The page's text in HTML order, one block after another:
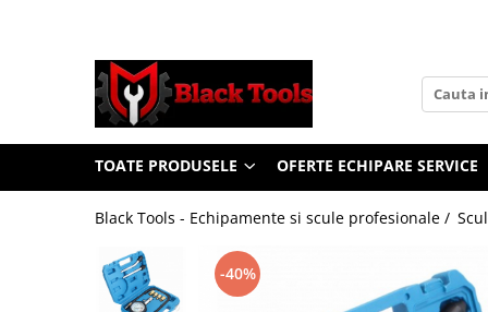
Toate Produsele
Scule Service Auto
Chei Si Truse De Chei
Chei Combinate Cu Clichet
Chei speciale
Clesti Si Seturi De Clesti
TOATE PRODUSELE OFERTE ECHIPARE SERVICE
Black Tools - Echipamente si scule profesionale /
-40%